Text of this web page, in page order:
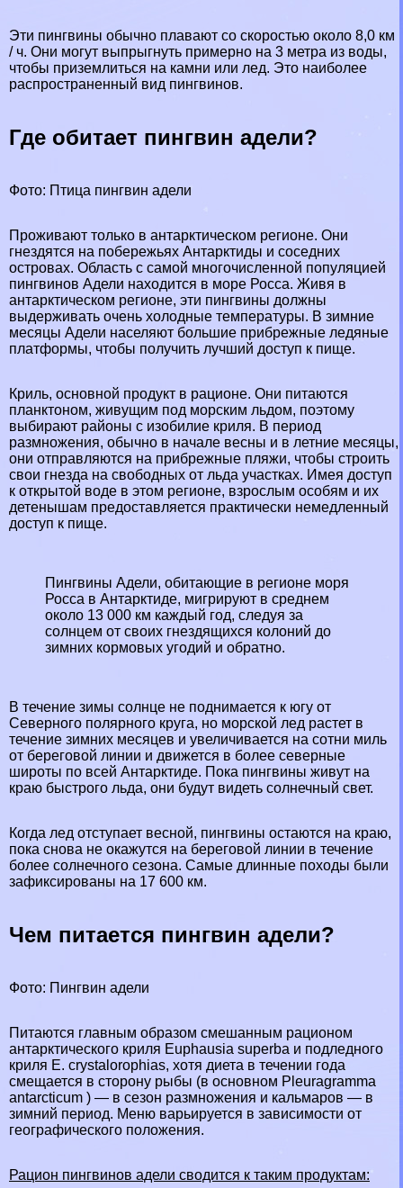
Эти пингвины обычно плавают со скоростью около 8,0 км
/ ч. Они могут выпрыгнуть примерно на 3 метра из воды,
чтобы приземлиться на камни или лед. Это наиболее
распространенный вид пингвинов.
Где обитает пингвин адели?
Фото: Птица пингвин адели
Проживают только в антарктическом регионе. Они
гнездятся на побережьях Антарктиды и соседних
островах. Область с самой многочисленной популяцией
пингвинов Адели находится в море Росса. Живя в
антарктическом регионе, эти пингвины должны
выдерживать очень холодные температуры. В зимние
месяцы Адели населяют большие прибрежные ледяные
платформы, чтобы получить лучший доступ к пище.
Криль, основной продукт в рационе. Они питаются
планктоном, живущим под морским льдом, поэтому
выбирают районы с изобилие криля. В период
размножения, обычно в начале весны и в летние месяцы,
они отправляются на прибрежные пляжи, чтобы строить
свои гнезда на свободных от льда участках. Имея доступ
к открытой воде в этом регионе, взрослым особям и их
детенышам предоставляется пpaктически немедленный
доступ к пище.
Пингвины Адели, обитающие в регионе моря
Росса в Антарктиде, мигрируют в среднем
около 13 000 км каждый год, следуя за
солнцем от своих гнездящихся колоний до
зимних кормовых угодий и обратно.
В течение зимы солнце не поднимается к югу от
Северного полярного круга, но морской лед растет в
течение зимних месяцев и увеличивается на сотни миль
от береговой линии и движется в более северные
широты по всей Антарктиде. Пока пингвины живут на
краю быстрого льда, они будут видеть солнечный свет.
Когда лед отступает весной, пингвины остаются на краю,
пока снова не окажутся на береговой линии в течение
более солнечного сезона. Самые длинные походы были
зафиксированы на 17 600 км.
Чем питается пингвин адели?
Фото: Пингвин адели
Питаются главным образом смешанным рационом
антарктического криля Euphausia superba и подледного
криля E. crystalorophias, хотя диета в течении года
смещается в сторону рыбы (в основном Pleuragramma
antarcticum ) — в сезон размножения и кальмаров — в
зимний период. Меню варьируется в зависимости от
географического положения.
Рацион пингвинов адели сводится к таким продуктам: